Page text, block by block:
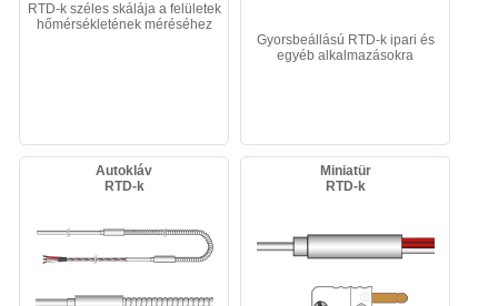
RTD-k széles skálája a felületek
hőmérsékletének méréséhez
Gyorsbeállású RTD-k ipari és
egyéb alkalmazásokra
Autokláv
RTD-k
Miniatür
RTD-k